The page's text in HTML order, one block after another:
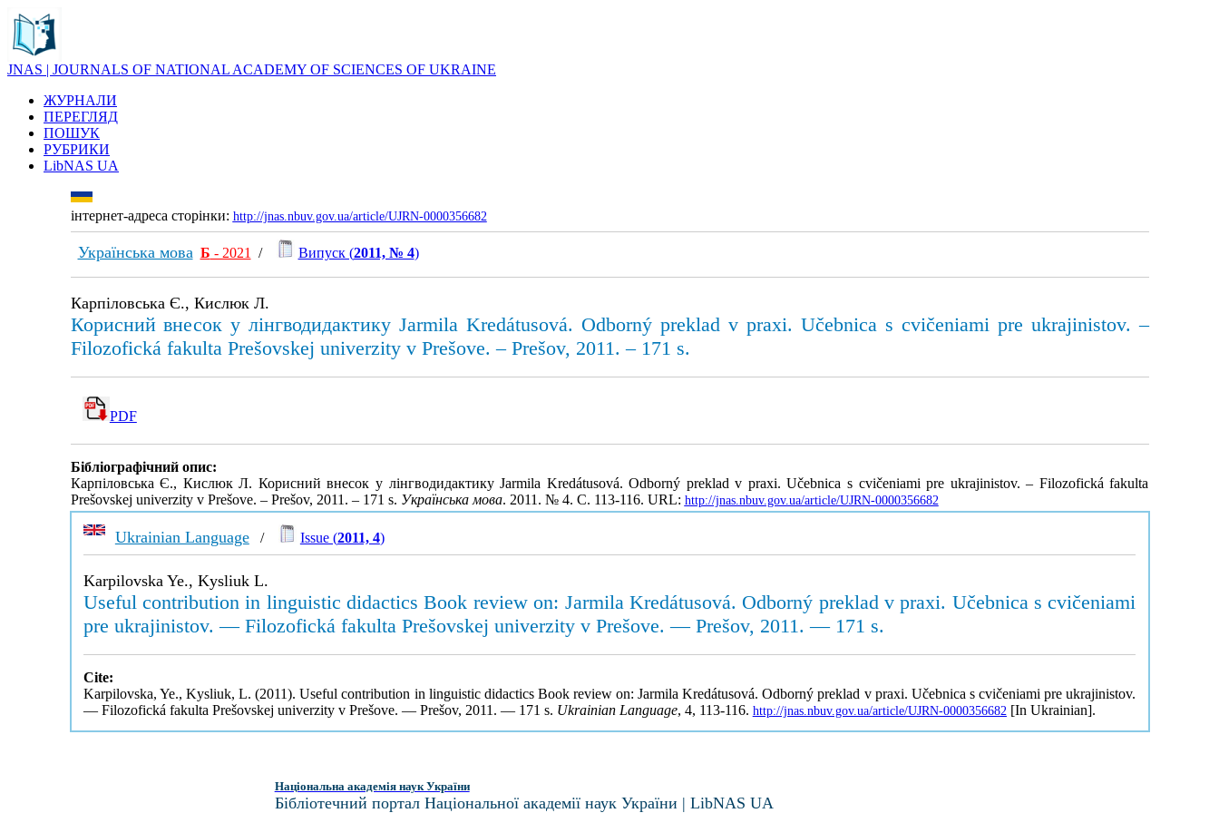
JNAS | JOURNALS OF NATIONAL ACADEMY OF SCIENCES OF UKRAINE
ЖУРНАЛИ
ПЕРЕГЛЯД
ПОШУК
РУБРИКИ
LibNAS UA
інтернет-адреса сторінки: http://jnas.nbuv.gov.ua/article/UJRN-0000356682
Українська мова Б - 2021 / Випуск (2011, № 4)
Карпіловська Є., Кислюк Л.
Корисний внесок у лінгводидактику Jarmila Kredátusová. Odborný preklad v praxi. Učebnica s cvičeniami pre ukrajinistov. –
Filozofická fakulta Prešovskej univerzity v Prešove. – Prešov, 2011. – 171 s.
PDF
Бібліографічний опис:
Карпіловська Є., Кислюк Л. Корисний внесок у лінгводидактику Jarmila Kredátusová. Odborný preklad v praxi. Učebnica s cvičeniami pre ukrajinistov. – Filozofická fakulta
Prešovskej univerzity v Prešove. – Prešov, 2011. – 171 s. Українська мова. 2011. № 4. С. 113-116. URL: http://jnas.nbuv.gov.ua/article/UJRN-0000356682
Ukrainian Language/ Issue (2011, 4)
Karpilovska Ye., Kysliuk L.
Useful contribution in linguistic didactics Book review on: Jarmila Kredátusová. Odborný preklad v praxi. Učebnica s cvičeniami
pre ukrajinistov. — Filozofická fakulta Prešovskej univerzity v Prešove. — Prešov, 2011. — 171 s.
Cite:
Karpilovska, Ye., Kysliuk, L. (2011). Useful contribution in linguistic didactics Book review on: Jarmila Kredátusová. Odborný preklad v praxi. Učebnica s cvičeniami pre ukrajinistov.
— Filozofická fakulta Prešovskej univerzity v Prešove. — Prešov, 2011. — 171 s. Ukrainian Language, 4, 113-116. http://jnas.nbuv.gov.ua/article/UJRN-0000356682 [In Ukrainian].
Національна академія наук України
Бібліотечний портал Національної академії наук України | LibNAS UA